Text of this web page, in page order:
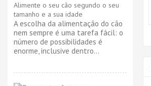
Alimente o seu cão segundo o seu
tamanho e a sua idade
A escolha da alimentação do cão
nem sempre é uma tarefa fácil: o
número de possibilidades é
enorme, inclusive dentro...